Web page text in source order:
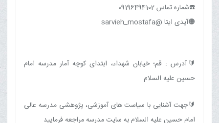
☎️شماره تماس 09196494102
🟠آیدی ایتا @sarvieh_mostafa
🔰آدرس : قم؛ خیابان شهداء، ابتدای کوچه آمار مدرسه امام
حسین علیه السلام
🔰جهت آشنایی با سیاست های آموزشی، پژوهشی مدرسه عالی
امام حسین علیه السلام به سایت مدرسه مراجعه فرمایید